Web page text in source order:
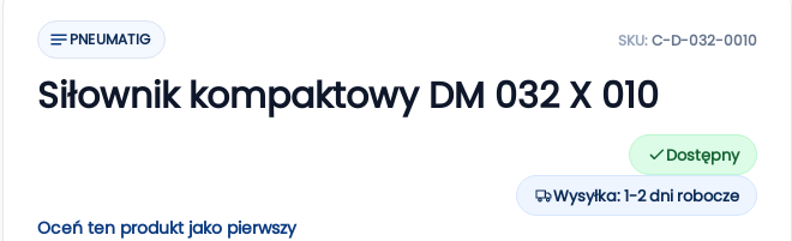
PNEUMATIG SKU:C-D-032-0010
Siłownik kompaktowy DM 032 X 010
Dostępny
Wysyłka: 1-2 dni robocze
Oceń ten produkt jako pierwszy